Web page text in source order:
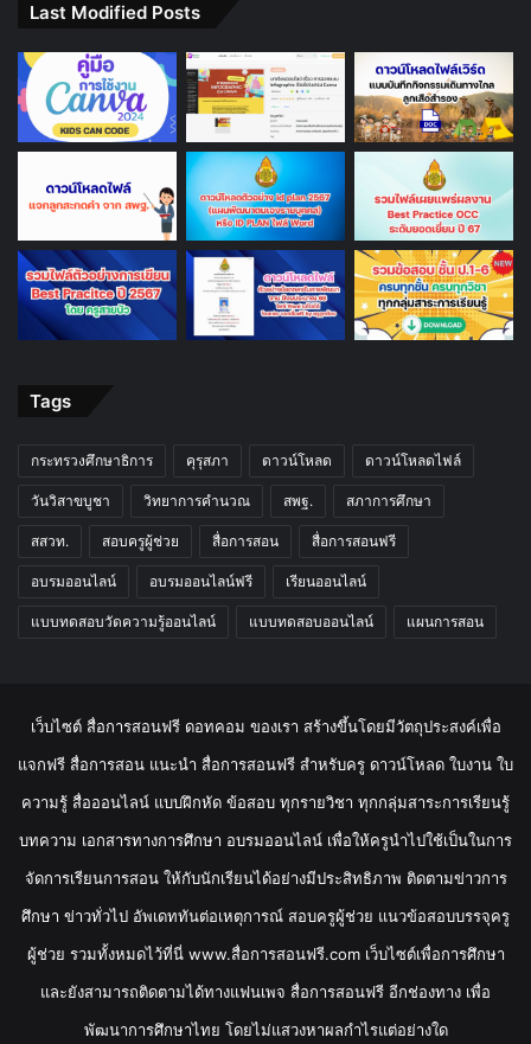
Last Modified Posts
Tags
กระทรวงศึกษาธิการ คุรุสภา ดาวน์โหลด ดาวน์โหลดไฟล์
วันวิสาขบูชา วิทยาการคำนวณ สพฐ. สภาการศึกษา
สสวท. สอบครูผู้ช่วย สื่อการสอน สื่อการสอนฟรี
อบรมออนไลน์ อบรมออนไลน์ฟรี เรียนออนไลน์
แบบทดสอบวัดความรู้ออนไลน์ แบบทดสอบออนไลน์ แผนการสอน
เว็บไซต์ สื่อการสอนฟรี ดอทคอม ของเรา สร้างขึ้นโดยมีวัตถุประสงค์เพื่อ
แจกฟรี สื่อการสอน แนะนำ สื่อการสอนฟรี สำหรับครู ดาวน์โหลด ใบงาน ใบ
ความรู้ สื่อออนไลน์ แบบฝึกหัด ข้อสอบ ทุกรายวิชา ทุกกลุ่มสาระการเรียนรู้
บทความ เอกสารทางการศึกษา อบรมออนไลน์ เพื่อให้ครูนำไปใช้เป็นในการ
จัดการเรียนการสอน ให้กับนักเรียนได้อย่างมีประสิทธิภาพ ติดตามข่าวการ
ศึกษา ข่าวทั่วไป อัพเดททันต่อเหตุการณ์ สอบครูผู้ช่วย แนวข้อสอบบรรจุครู
ผู้ช่วย รวมทั้งหมดไว้ที่นี่ www.สื่อการสอนฟรี.com เว็บไซต์เพื่อการศึกษา
และยังสามารถติดตามได้ทางแฟนเพจ สื่อการสอนฟรี อีกช่องทาง เพื่อ
พัฒนาการศึกษาไทย โดยไม่แสวงหาผลกำไรแต่อย่างใด